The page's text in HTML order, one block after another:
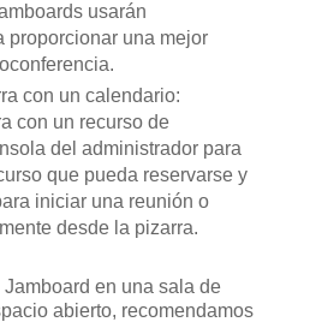
usarán
proporcionar una mejor
con un calendario:
con un recurso de
del administrador para
que pueda reservarse y
iniciar una reunión o
desde la pizarra.
en una sala de
abierto, recomendamos